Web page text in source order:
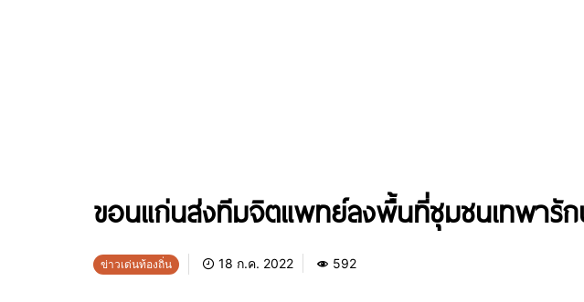
ขอนแก่นส่งทีมจิตแพทย์ลงพื้นที่ชุมชนเทพารั
ข่าวเด่นท้องถิ่น 18 ก.ค. 2022 592